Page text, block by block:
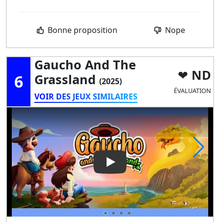
Bonne proposition Nope
6
Gaucho And The
Grassland (2025)
VOIR DES JEUX SIMILAIRES
ND
ÉVALUATION
Play Video: Gaucho and the